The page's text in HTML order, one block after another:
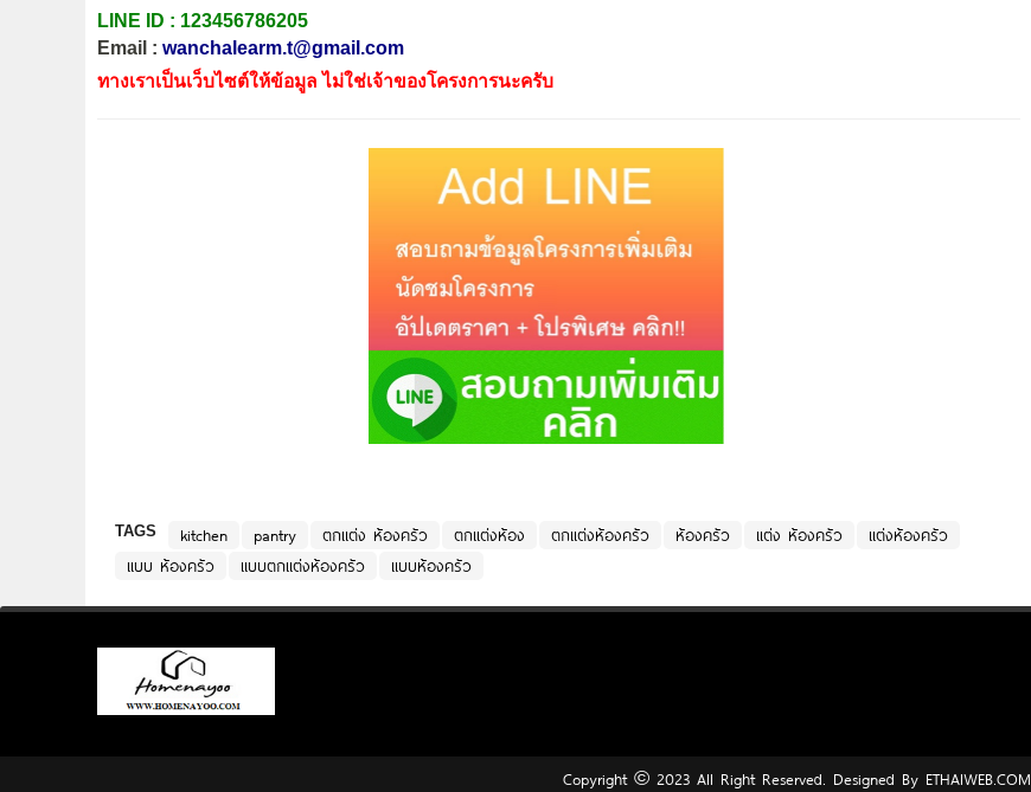
LINE ID : 123456786205
Email : wanchalearm.t@gmail.com
ทางเราเป็นเว็บไซต์ให้ข้อมูล ไม่ใช่เจ้าของโครงการนะครับ
TAGS kitchen pantry ตกแต่ง ห้องครัว ตกแต่งห้อง ตกแต่งห้องครัว ห้องครัว แต่ง ห้องครัว
แต่งห้องครัว
แบบ ห้องครัว
แบบตกแต่งห้องครัว แบบห้องครัว
Copyright © 2023 All Right Reserved. Designed By ETHAIWEB.COM